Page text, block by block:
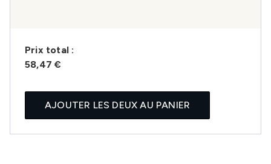
Prix ​​total :
58,47 €
AJOUTER LES DEUX AU PANIER